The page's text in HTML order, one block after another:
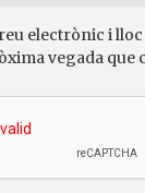
electrònic i
vegada que